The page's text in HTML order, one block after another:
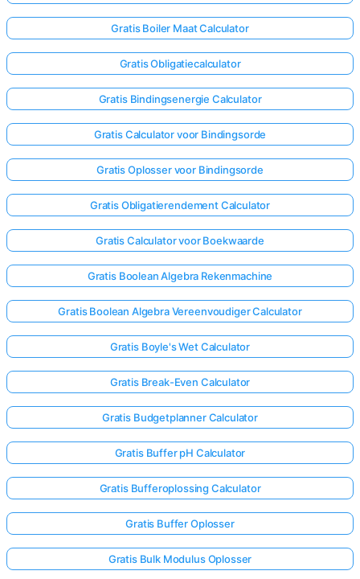
Gratis Boiler Maat Calculator
Gratis Obligatiecalculator
Gratis Bindingsenergie Calculator
Gratis Calculator voor Bindingsorde
Gratis Oplosser voor Bindingsorde
Gratis Obligatierendement Calculator
Gratis Calculator voor Boekwaarde
Gratis Boolean Algebra Rekenmachine
Gratis Boolean Algebra Vereenvoudiger Calculator
Gratis Boyle's Wet Calculator
Gratis Break-Even Calculator
Gratis Budgetplanner Calculator
Gratis Buffer pH Calculator
Gratis Bufferoplossing Calculator
Gratis Buffer Oplosser
Gratis Bulk Modulus Oplosser